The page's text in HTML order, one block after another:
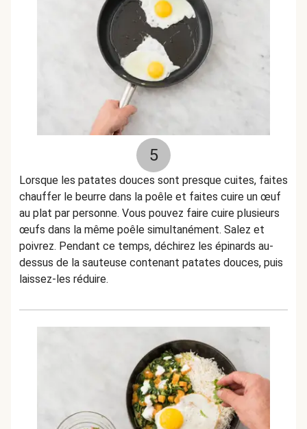
5
Lorsque les patates douces sont presque cuites, faites
chauffer le beurre dans la poêle et faites cuire un œuf
au plat par personne. Vous pouvez faire cuire plusieurs
œufs dans la même poêle simultanément. Salez et
poivrez. Pendant ce temps, déchirez les épinards au-
dessus de la sauteuse contenant patates douces, puis
laissez-les réduire.